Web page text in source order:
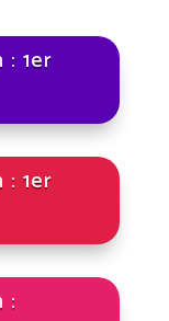
1er
1er
: